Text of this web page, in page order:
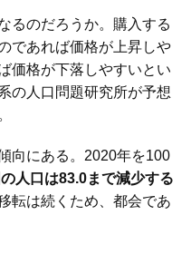
るのだろうか。購入する
であれば価格が上昇しや
価格が下落しやすいとい
の人口問題研究所が予想
向にある。2020年を100
人口は83.0まで減少する
転は続くため、都会であ